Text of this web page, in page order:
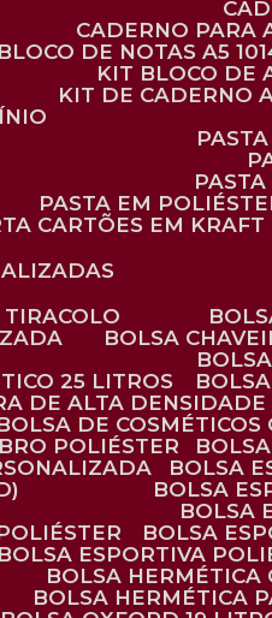
CADERNO
DE NOTAS A5
KIT BLOCO
KIT DE CADERNO
PASTA EM
CARTÕES EM
TIRACOLO
BOLSA
25 LITROS
DE ALTA DENSIDADE
BOLSA DE
POLIÉSTER
BOLSA
BOLSA
BOLSA
BOLSA ESPORTIVA
BOLSA
BOLSA HERMÉTICA